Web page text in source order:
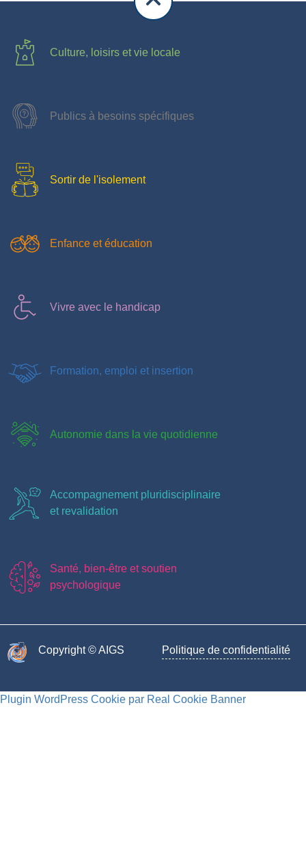
Culture, loisirs et vie locale
Publics à besoins spécifiques
Sortir de l'isolement
Enfance et éducation
Vivre avec le handicap
Formation, emploi et insertion
Autonomie dans la vie quotidienne
Accompagnement pluridisciplinaire
et revalidation
Santé, bien-être et soutien
psychologique
Copyright © AIGS​ Politique de confidentialité
Plugin WordPress Cookie par Real Cookie Banner